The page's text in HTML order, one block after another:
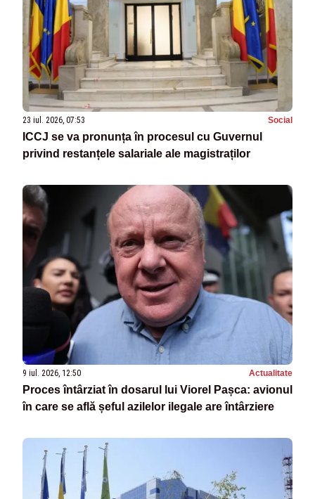
23 iul. 2026, 07:53 Social
ICCJ se va pronunța în procesul cu Guvernul
privind restanțele salariale ale magistraților
9 iul. 2026, 12:50 Actualitate
Proces întârziat în dosarul lui Viorel Pașca: avionul
în care se află șeful azilelor ilegale are întârziere